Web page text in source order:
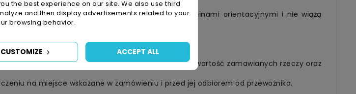
w Sklepie przy zamawianych rzeczach są terminami orientacyjnymi i nie wiążą
dostawy są dostępne ze względu na charakter i wartość zamawianych rzeczy oraz
na miejsce wskazane w zamówieniu i przed jej odbiorem od przewoźnika.
the best experience on our site. We also use third
and then display advertisements related to your
browsing behavior.
CUSTOMIZE ACCEPT ALL